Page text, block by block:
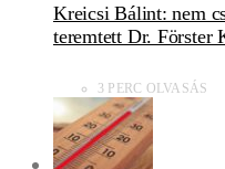
Kreicsi Bálint: nem
teremtett Dr. Förster
3 PERC OLVASÁS